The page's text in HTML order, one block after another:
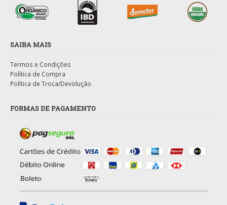
SAIBA MAIS
Termos e Condições
Política de Compra
Política de Troca/Devolução
FORMAS DE PAGAMENTO